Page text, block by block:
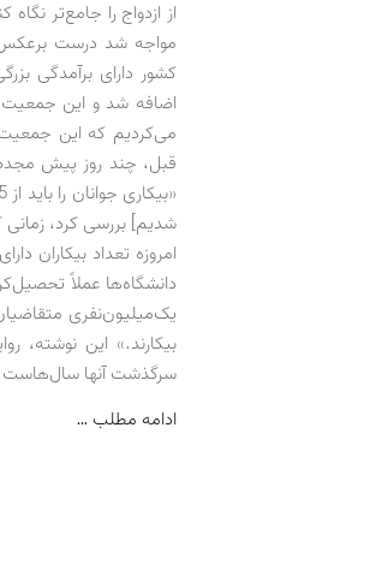
مواجه شد درست
کشور دارای برآمدگی
اضافه شد و این
قبل، چند روز پیش
شدیم] بررسی کرد،
دانشگاه‌ها عملاً
سرگذشت آنها سال‌هاست
ادامه مطلب …